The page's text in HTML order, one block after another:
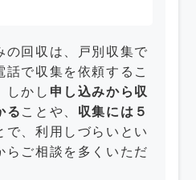
の回収は、戸別収集で
で収集を依頼するこ
しかし 申し込みから収
る ことや、 収集には５
で、利用しづらいとい
らご相談を多くいただ